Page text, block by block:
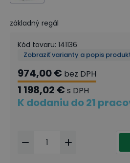
základný regál
Kód tovaru: 141136
Zobraziť varianty a popis
974,00 € bez DPH
1 198,02 € s DPH
K dodaniu do 21